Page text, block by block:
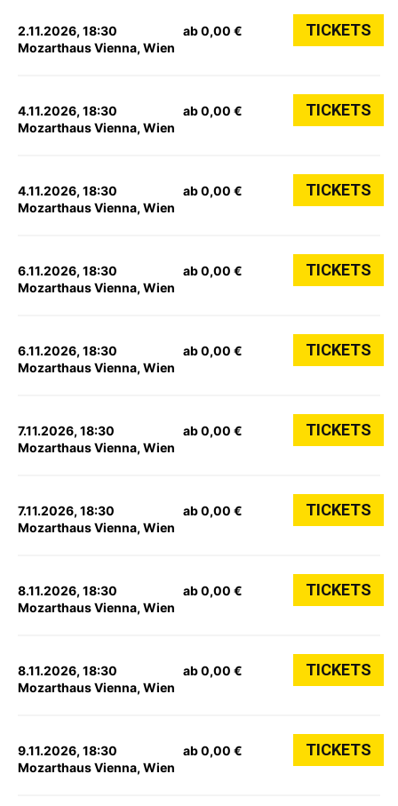
2.11.2026, 18:30
Mozarthaus Vienna, Wien
ab 0,00 € TICKETS
4.11.2026, 18:30
Mozarthaus Vienna, Wien
ab 0,00 € TICKETS
4.11.2026, 18:30
Mozarthaus Vienna, Wien
ab 0,00 € TICKETS
6.11.2026, 18:30
Mozarthaus Vienna, Wien
ab 0,00 € TICKETS
6.11.2026, 18:30
Mozarthaus Vienna, Wien
ab 0,00 € TICKETS
7.11.2026, 18:30
Mozarthaus Vienna, Wien
ab 0,00 € TICKETS
7.11.2026, 18:30
Mozarthaus Vienna, Wien
ab 0,00 € TICKETS
8.11.2026, 18:30
Mozarthaus Vienna, Wien
ab 0,00 € TICKETS
8.11.2026, 18:30
Mozarthaus Vienna, Wien
ab 0,00 € TICKETS
9.11.2026, 18:30
Mozarthaus Vienna, Wien
ab 0,00 € TICKETS